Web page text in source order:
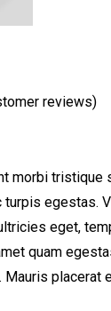
reviews)
morbi tristique
turpis egestas.
eget,
quam
placerat